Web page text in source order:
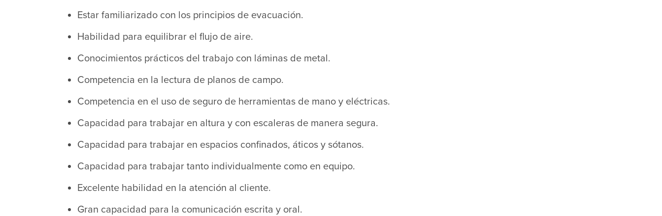
Estar familiarizado con los principios de evacuación.
Habilidad para equilibrar el flujo de aire.
Conocimientos prácticos del trabajo con láminas de metal.
Competencia en la lectura de planos de campo.
Competencia en el uso de seguro de herramientas de mano y eléctricas.
Capacidad para trabajar en altura y con escaleras de manera segura.
Capacidad para trabajar en espacios confinados, áticos y sótanos.
Capacidad para trabajar tanto individualmente como en equipo.
Excelente habilidad en la atención al cliente.
Gran capacidad para la comunicación escrita y oral.